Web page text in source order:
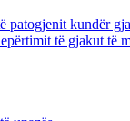
patogjenit kundër
të gjakut të